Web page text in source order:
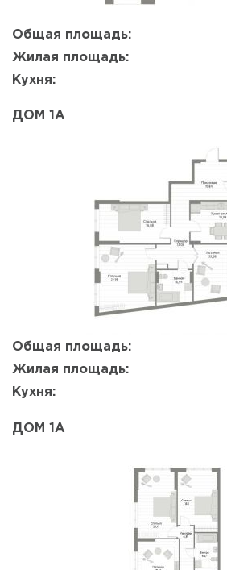
Общая площадь:
Жилая площадь:
Кухня:
ДОМ 1А
Общая площадь:
Жилая площадь:
Кухня:
Да, удалить Отмена
ДОМ 1А